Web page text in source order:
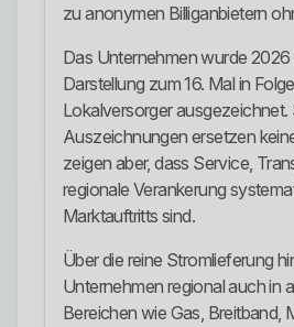
zu anonymen Billiganbietern
Das Unternehmen wurde
Darstellung zum 16. Mal in
Lokalversorger ausgezeichnet.
Auszeichnungen ersetzen
zeigen aber, dass Service,
regionale Verankerung
Marktauftritts sind.
Über die reine Stromlieferung
Unternehmen regional auch in
Bereichen wie Gas, Breitband,